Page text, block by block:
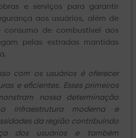
e serviços para garantir
aos usuários, além de
consumo de combustível aos
pelas estradas mantidas
com os usuários é oferecer
e eficientes. Esses primeiros
nossa determinação
infraestrutura moderna e
da região contribuindo
dos usuários e também